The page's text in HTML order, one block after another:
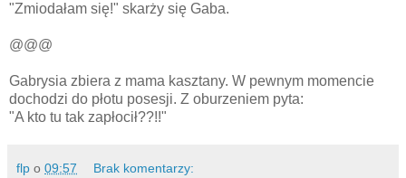
"Zmiodałam się!" skarży się Gaba.
@@@
Gabrysia zbiera z mama kasztany. W pewnym momencie
dochodzi do płotu posesji. Z oburzeniem pyta:
"A kto tu tak zapłocił??!!"
flp o 09:57 Brak komentarzy: